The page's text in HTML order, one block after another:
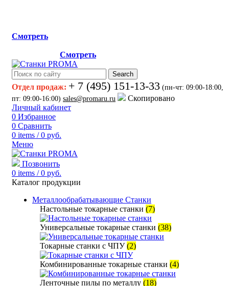
Смотреть
Смотреть
Search
Отдел продаж: + 7 (495) 151-13-33 (пн-чт: 09:00-18:00,
пт: 09:00-16:00) sales@promaru.ru
Скопировано
Личный кабинет
0 Избранное
0 Сравнить
0 items / 0 руб.
Меню
Позвонить
0 items / 0 руб.
Каталог продукции
Металлообрабатывающие Станки
Настольные токарные станки (7)
Универсальные токарные станки (38)
Токарные станки с ЧПУ(2)
Комбинированные токарные станки (4)
Ленточные пилы по металлу (18)